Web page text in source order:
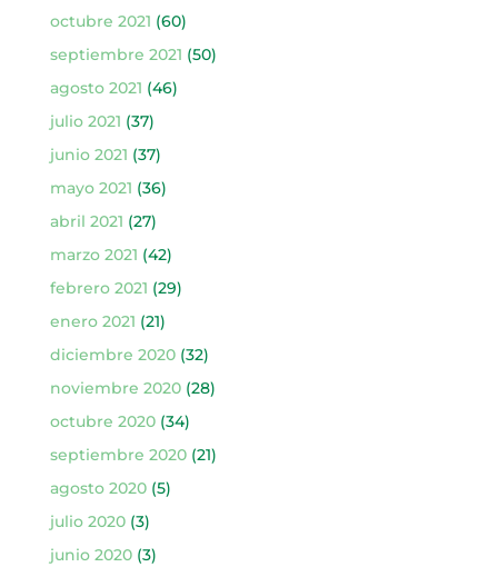
octubre 2021 (60)
septiembre 2021 (50)
agosto 2021 (46)
julio 2021 (37)
junio 2021 (37)
mayo 2021 (36)
abril 2021 (27)
marzo 2021 (42)
febrero 2021 (29)
enero 2021 (21)
diciembre 2020(32)
noviembre 2020(28)
octubre 2020(34)
septiembre 2020(21)
agosto 2020(5)
julio 2020(3)
junio 2020(3)